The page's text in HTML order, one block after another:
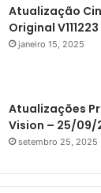
i3
i3 Bold
Inspire Qi
Inspire
S3
T3
Atualização
Original
janeiro 15, 2025
Atualizações
Vision – 25/09/
setembro 25, 2025